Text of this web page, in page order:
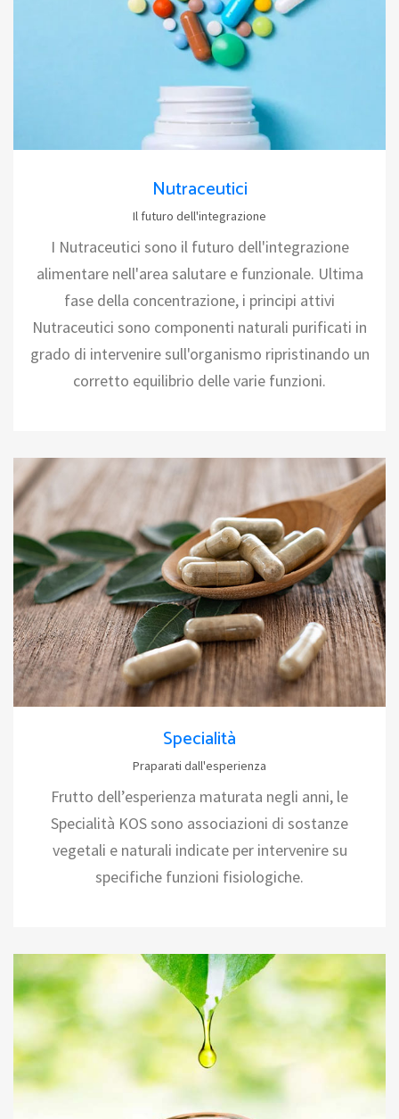
Nutraceutici
Il futuro dell'integrazione
I Nutraceutici sono il futuro dell'integrazione
alimentare nell'area salutare e funzionale. Ultima
fase della concentrazione, i principi attivi
Nutraceutici sono componenti naturali purificati in
grado di intervenire sull'organismo ripristinando un
corretto equilibrio delle varie funzioni.
Specialità
Praparati dall'esperienza
Frutto dell’esperienza maturata negli anni, le
Specialità KOS sono associazioni di sostanze
vegetali e naturali indicate per intervenire su
specifiche funzioni fisiologiche.